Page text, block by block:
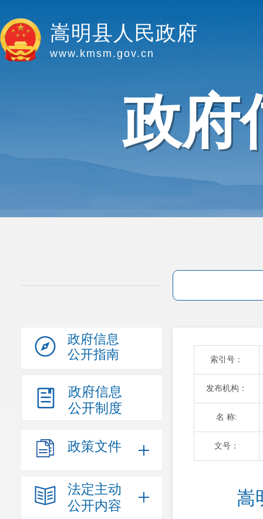
嵩明县人民政府
www.kmsm.gov.cn
政府
政府信息
公开指南
政府信息
公开制度
政策文件
法定主动
公开内容
索引号：
发布机构：
名 称:
文号：
嵩